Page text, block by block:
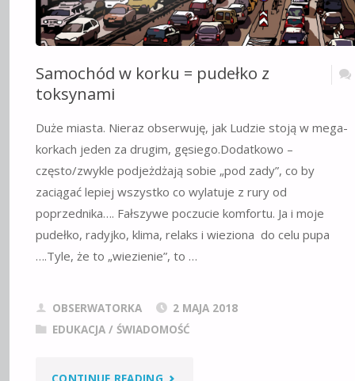
Samochód w korku = pudełko z
toksynami
Duże miasta. Nieraz obserwuję, jak Ludzie stoją w mega-
korkach jeden za drugim, gęsiego.Dodatkowo –
często/zwykle podjeżdżają sobie „pod zady”, co by
zaciągać lepiej wszystko co wylatuje z rury od
poprzednika…. Fałszywe poczucie komfortu. Ja i moje
pudełko, radyjko, klima, relaks i wieziona do celu pupa
….Tyle, że to „wiezienie”, to …
OBSERWATORKA
2 MAJA 2018
EDUKACJA / ŚWIADOMOŚĆ
"SAMOCHÓD